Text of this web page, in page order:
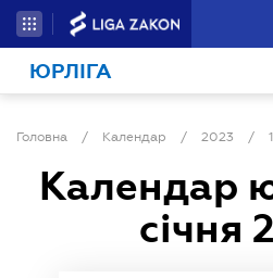
ЮРЛІГА
Головна / Календар / 2023 / 1
Календар
січня